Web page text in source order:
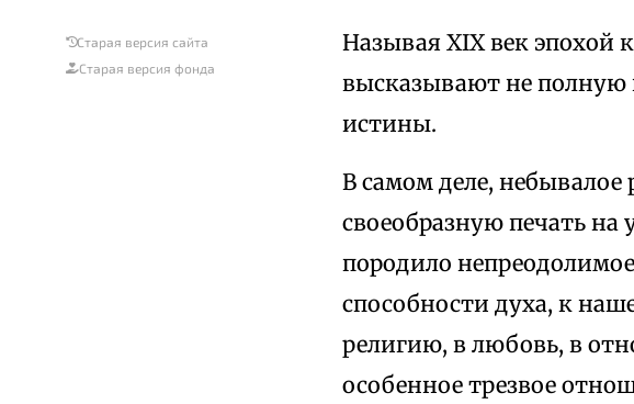
Старая версия сайта
Старая версия фонда
Называя XIX век эпохой
высказывают не полную
истины.
В самом деле,
своеобразную печать на
породило
способности духа, к
религию, в любовь, в
особенное трезвое